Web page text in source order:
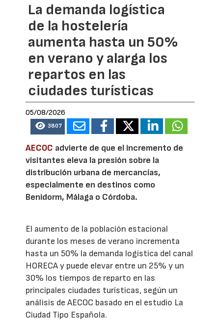
La demanda logística
de la hostelería
aumenta hasta un 50%
en verano y alarga los
repartos en las
ciudades turísticas
05/08/2026
3807
AECOC advierte de que el incremento de
visitantes eleva la presión sobre la
distribución urbana de mercancías,
especialmente en destinos como
Benidorm, Málaga o Córdoba.
El aumento de la población estacional
durante los meses de verano incrementa
hasta un 50% la demanda logística del canal
HORECA y puede elevar entre un 25% y un
30% los tiempos de reparto en las
principales ciudades turísticas, según un
análisis de AECOC basado en el estudio La
Ciudad Tipo Española.